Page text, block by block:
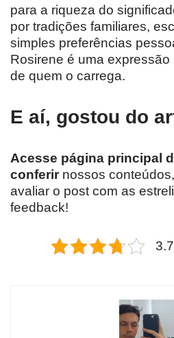
para a riqueza do
por tradições familiares,
simples preferências
Rosirene é uma
de quem o carrega.
E aí, gostou do
Acesse página principal
conferirnossos
avaliar o post com as
feedback!